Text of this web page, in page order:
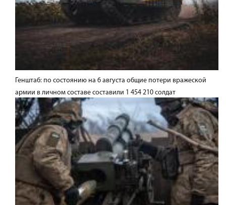
Генштаб: по состоянию на 6 августа общие потери вражеской
армии в личном составе составили 1 454 210 солдат